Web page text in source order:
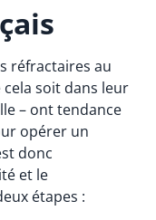
réfractaires au
cela soit dans leur
– ont tendance
opérer un
donc
et le
étapes :